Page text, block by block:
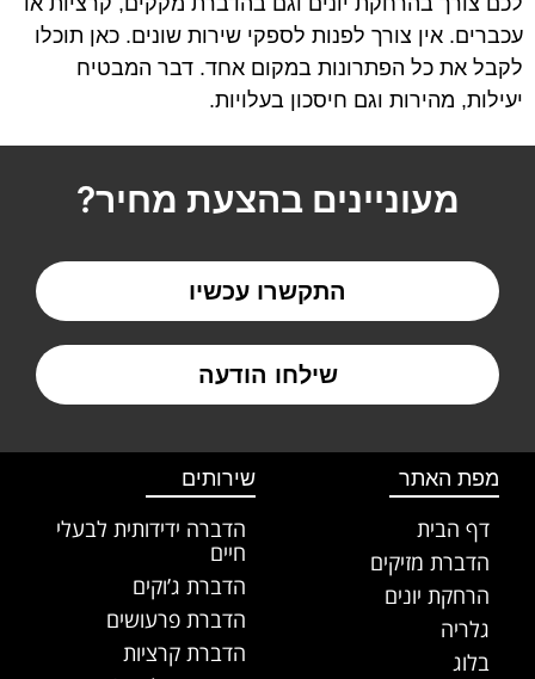
עכברים. אין צורך לפנות לספקי שירות שונים. כאן תוכלו
לקבל את כל הפתרונות במקום אחד. דבר המבטיח
יעילות, מהירות וגם חיסכון בעלויות.
מעוניינים בהצעת מחיר?
התקשרו עכשיו
שילחו הודעה
מפת האתר
דף הבית
הדברת מזיקים
הרחקת יונים
גלריה
בלוג
שירותים
הדברה ידידותית לבעלי
חיים
הדברת ג’וקים
הדברת פרעושים
הדברת קרציות